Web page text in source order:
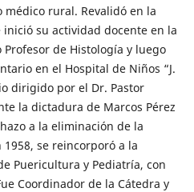
médico rural. Revalidó en la
inició su actividad docente en la
de Histología y luego
en el Hospital de Niños “J.
dirigido por el Dr. Pastor
la dictadura de Marcos Pérez
a la eliminación de la
se reincorporó a la
Puericultura y Pediatría, con
Coordinador de la Cátedra y